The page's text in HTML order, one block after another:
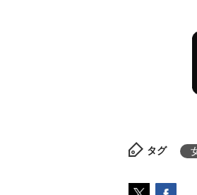
タグ